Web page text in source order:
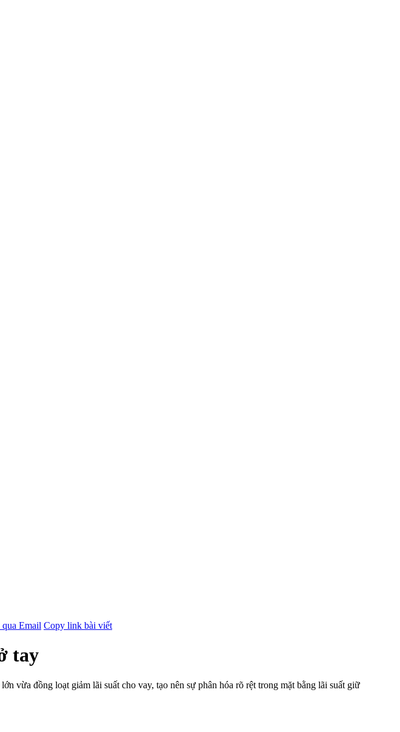
qua Email Copy link bài viết
tay
vừa đồng loạt giảm lãi suất cho vay, tạo nên sự phân hóa rõ rệt trong mặt bằng lãi suất giữ